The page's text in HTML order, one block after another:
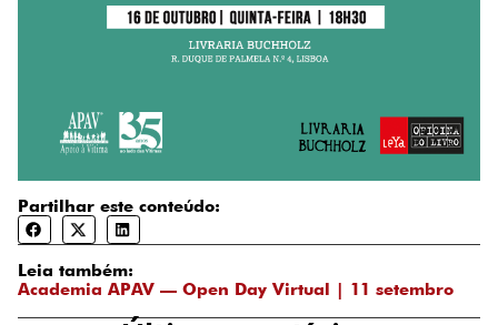
Partilhar este conteúdo:
Leia também:
Academia APAV — Open Day Virtual | 11 setembro